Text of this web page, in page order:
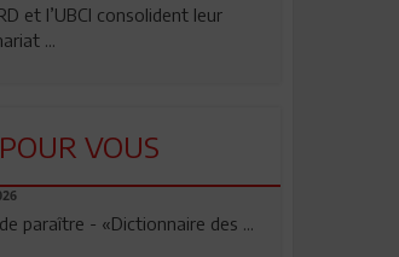
et l’UBCI consolident leur
...
VOUS
paraître - «Dictionnaire des ...